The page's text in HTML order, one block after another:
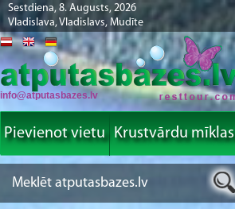
Sestdiena, 8. Augusts, 2026
Vladislava, Vladislavs, Mudīte
info@atputasbazes.lv
Pievienot vietu Krustvārdu mīklas